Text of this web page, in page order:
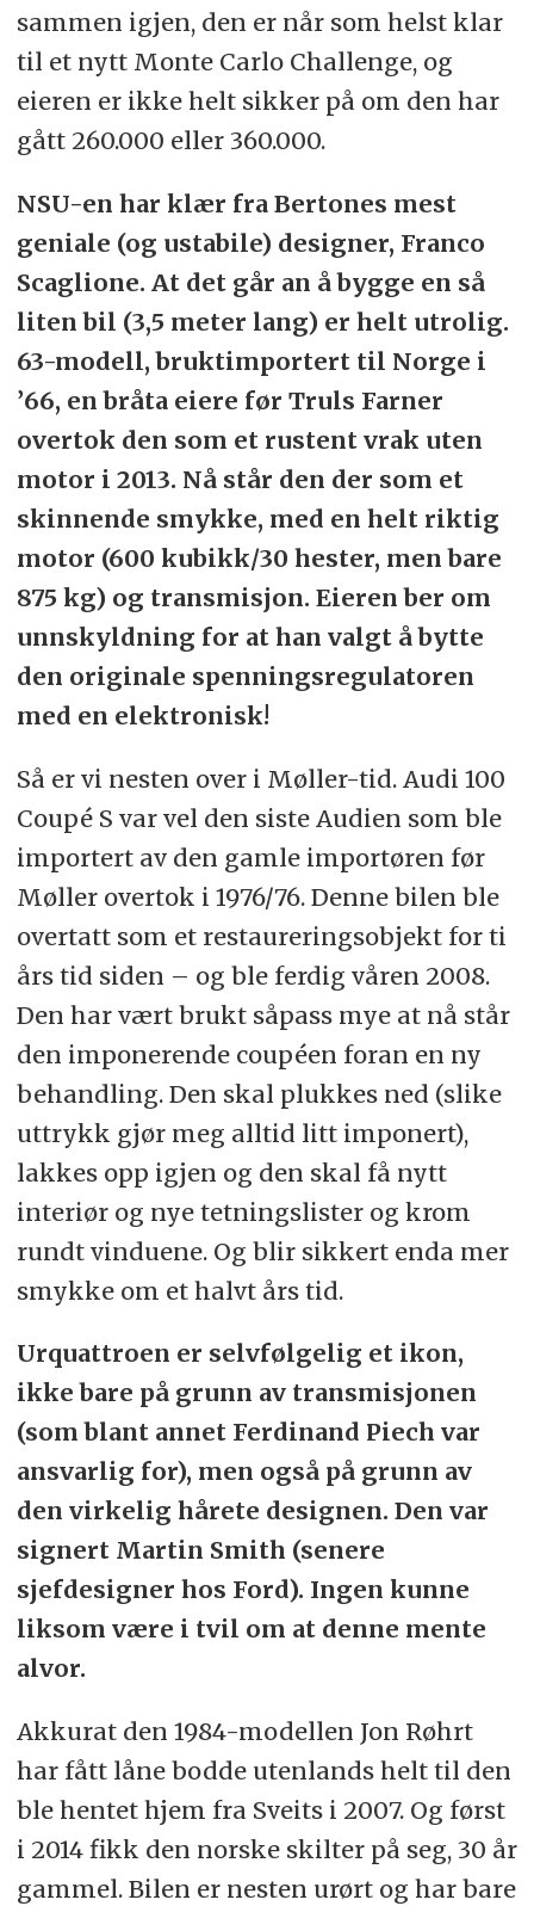
sammen igjen, den er når som helst klar
til et nytt Monte Carlo Challenge, og
eieren er ikke helt sikker på om den har
gått 260.000 eller 360.000.
NSU-en har klær fra Bertones mest
geniale (og ustabile) designer, Franco
Scaglione. At det går an å bygge en så
liten bil (3,5 meter lang) er helt utrolig.
63-modell, bruktimportert til Norge i
’66, en bråta eiere før Truls Farner
overtok den som et rustent vrak uten
motor i 2013. Nå står den der som et
skinnende smykke, med en helt riktig
motor (600 kubikk/30 hester, men bare
875 kg) og transmisjon. Eieren ber om
unnskyldning for at han valgt å bytte
den originale spenningsregulatoren
med en elektronisk!
Så er vi nesten over i Møller-tid. Audi 100
Coupé S var vel den siste Audien som ble
importert av den gamle importøren før
Møller overtok i 1976/76. Denne bilen ble
overtatt som et restaureringsobjekt for ti
års tid siden – og ble ferdig våren 2008.
Den har vært brukt såpass mye at nå står
den imponerende coupéen foran en ny
behandling. Den skal plukkes ned (slike
uttrykk gjør meg alltid litt imponert),
lakkes opp igjen og den skal få nytt
interiør og nye tetningslister og krom
rundt vinduene. Og blir sikkert enda mer
smykke om et halvt års tid.
Urquattroen er selvfølgelig et ikon,
ikke bare på grunn av transmisjonen
(som blant annet Ferdinand Piech var
ansvarlig for), men også på grunn av
den virkelig hårete designen. Den var
signert Martin Smith (senere
sjefdesigner hos Ford). Ingen kunne
liksom være i tvil om at denne mente
alvor.
Akkurat den 1984-modellen Jon Røhrt
har fått låne bodde utenlands helt til den
ble hentet hjem fra Sveits i 2007. Og først
i 2014 fikk den norske skilter på seg, 30 år
gammel. Bilen er nesten urørt og har bare